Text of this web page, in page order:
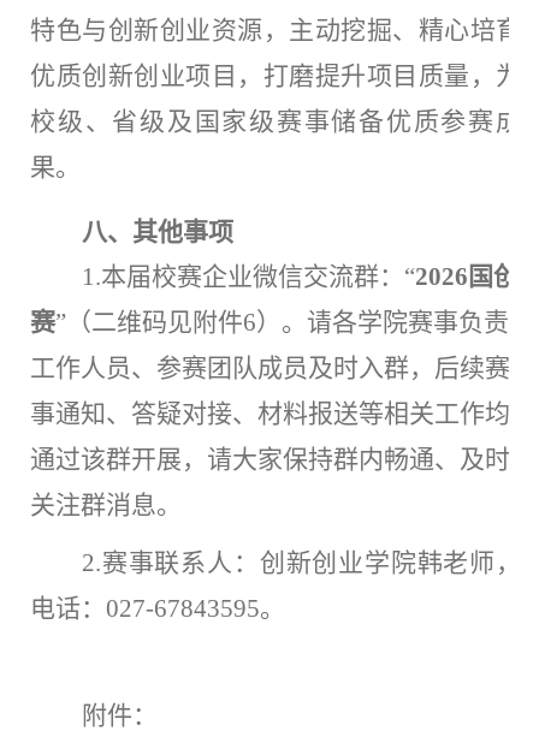
特色与创新创业资源，主动挖掘、精心培育
优质创新创业项目，打磨提升项目质量，为
校级、省级及国家级赛事储备优质参赛成
果。
八、其他事项
1.本届校赛企业微信交流群：“2026国创
赛”（二维码见附件6）。请各学院赛事负责
工作人员、参赛团队成员及时入群，后续赛
事通知、答疑对接、材料报送等相关工作均
通过该群开展，请大家保持群内畅通、及时
关注群消息。
2.赛事联系人：创新创业学院韩老师，
电话：027-67843595。
附件：